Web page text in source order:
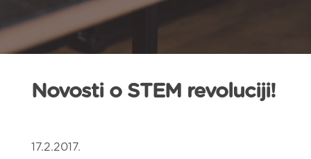
Novosti o STEM revoluciji!
17.2.2017.